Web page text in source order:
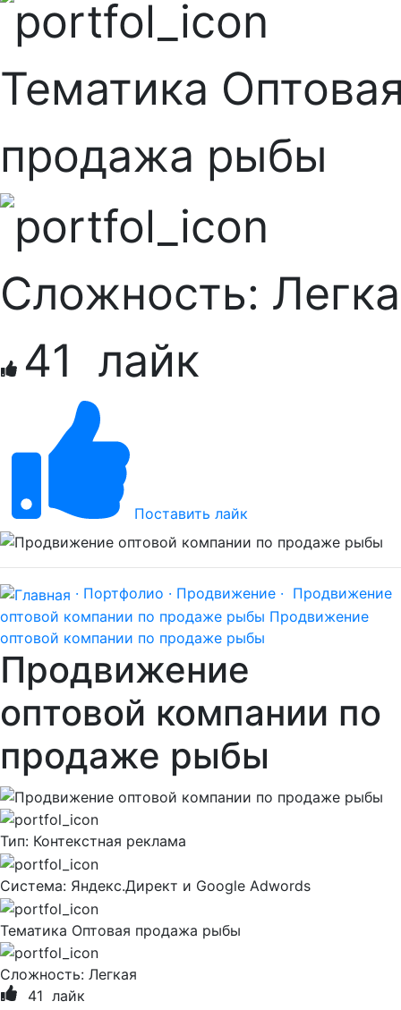
Тематика
продажа рыбы
Сложность:
41 лайк
Поставить лайк
· Портфолио · Продвижение · Продвижение
оптовой компании по продаже рыбы Продвижение
оптовой компании по продаже рыбы
Продвижение
оптовой компании по
продаже рыбы
Тип: Контекстная реклама
Система: Яндекс.Директ и Google Adwords
Тематика Оптовая продажа рыбы
Сложность: Легкая
41 лайк